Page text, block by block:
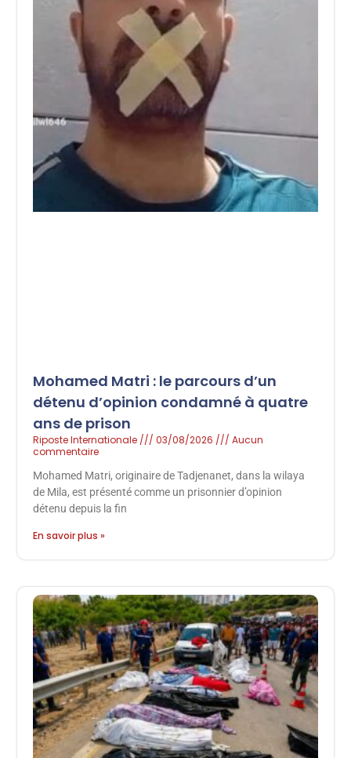
Mohamed Matri : le parcours d’un
détenu d’opinion condamné à quatre
ans de prison
Riposte Internationale 03/08/2026
Aucun
commentaire
Mohamed Matri, originaire de Tadjenanet, dans la wilaya
de Mila, est présenté comme un prisonnier d’opinion
détenu depuis la fin
En savoir plus »